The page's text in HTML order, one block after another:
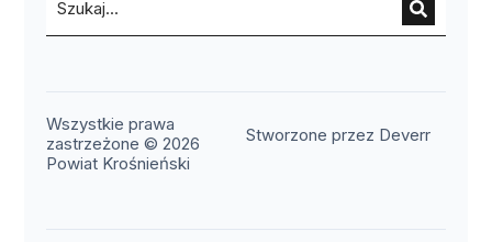
Wszystkie prawa
zastrzeżone © 2026
Powiat Krośnieński
Stworzone przez Deverr